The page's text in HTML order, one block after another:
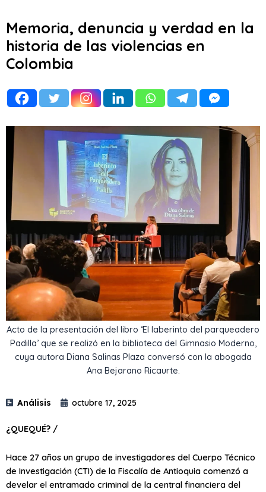
Memoria, denuncia y verdad en la
historia de las violencias en
Colombia
Acto de la presentación del libro ‘El laberinto del parqueadero
Padilla’ que se realizó en la biblioteca del Gimnasio Moderno,
cuya autora Diana Salinas Plaza conversó con la abogada
Ana Bejarano Ricaurte.
Análisis octubre 17, 2025
¿QUEQUÉ? /
Hace 27 años un grupo de investigadores del Cuerpo Técnico
de Investigación (CTI) de la Fiscalía de Antioquia comenzó a
develar el entramado criminal de la central financiera del